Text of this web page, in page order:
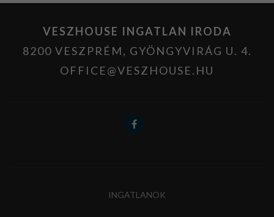
VESZHOUSE INGATLAN IRODA
8200 VESZPRÉM, GYÖNGYVIRÁG U. 4.
OFFICE@VESZHOUSE.HU
INGATLANOK